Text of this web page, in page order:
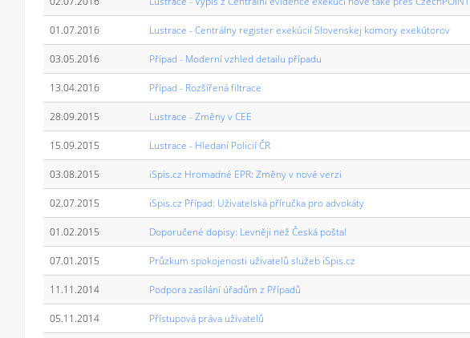
01.07.2016 Lustrace - Centrálny register exekúcií Slovenskej komory exekútorov
03.05.2016 Případ - Moderní vzhled detailu případu
13.04.2016 Případ - Rozšířená filtrace
28.09.2015 Lustrace - Změny v CEE
15.09.2015 Lustrace - Hledaní Policií ČR
03.08.2015 iSpis.cz Hromadné EPR: Změny v nové verzi
02.07.2015 iSpis.cz Případ: Uživatelská příručka pro advokáty
01.02.2015 Doporučené dopisy: Levněji než Česká pošta!
07.01.2015 Průzkum spokojenosti uživatelů služeb iSpis.cz
11.11.2014 Podpora zasílání úřadům z Případů
05.11.2014 Přístupová práva uživatelů